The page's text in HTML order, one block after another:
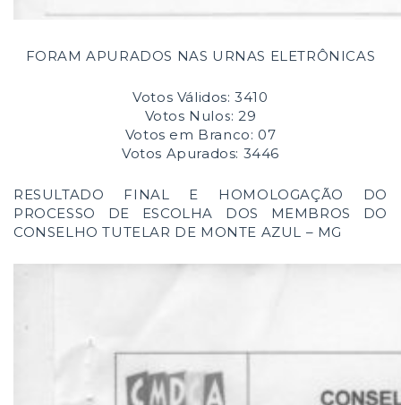
FORAM APURADOS NAS URNAS ELETRÔNICAS
Votos Válidos: 3410
Votos Nulos: 29
Votos em Branco: 07
Votos Apurados: 3446
RESULTADO FINAL E HOMOLOGAÇÃO DO
PROCESSO DE ESCOLHA DOS MEMBROS DO
CONSELHO TUTELAR DE MONTE AZUL – MG